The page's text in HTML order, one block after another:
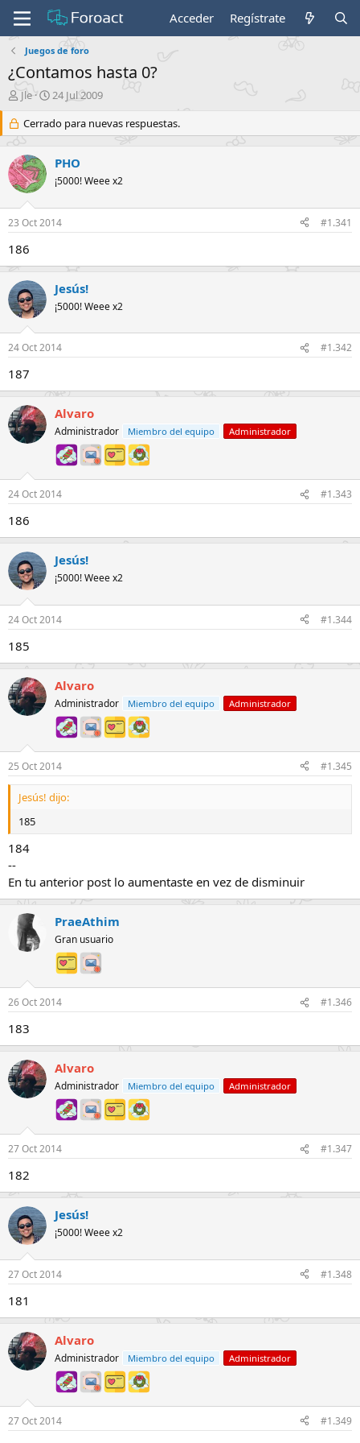
Acceder Regístrate
Juegos de foro
¿Contamos hasta 0?
I
c
i
a
d
o
r
d
l
t
e
m
a
Jle
F
c
h
d
e
n
i
o
24 Jul 2009
Cerrado para nuevas respuestas.
PHO
¡5000! Weee x2
23 Oct 2014 #1.341
186
Jesús!
¡5000! Weee x2
24 Oct 2014 #1.342
187
Alvaro
Administrador Miembro del equipo Administrador
24 Oct 2014 #1.343
186
Jesús!
¡5000! Weee x2
24 Oct 2014 #1.344
185
Alvaro
Administrador Miembro del equipo Administrador
25 Oct 2014 #1.345
Jesús! dijo:
185
184
--
En tu anterior post lo aumentaste en vez de disminuir
PraeAthim
Gran usuario
26 Oct 2014 #1.346
183
Alvaro
Administrador Miembro del equipo Administrador
27 Oct 2014 #1.347
182
Jesús!
¡5000! Weee x2
27 Oct 2014 #1.348
181
Alvaro
Administrador Miembro del equipo Administrador
27 Oct 2014 #1.349